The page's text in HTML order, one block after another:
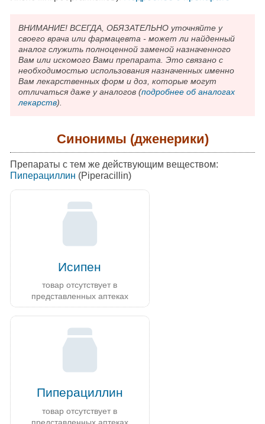
ВНИМАНИЕ! ВСЕГДА, ОБЯЗАТЕЛЬНО уточняйте у
своего врача или фармацевта - может ли найденный
аналог служить полноценной заменой назначенного
Вам или искомого Вами препарата. Это связано с
необходимостью использования назначенных именно
Вам лекарственных форм и доз, которые могут
отличаться даже у аналогов (подробнее об аналогах
лекарств).
Синонимы (дженерики)
Препараты с тем же действующим веществом:
Пиперациллин (Piperacillin)
Исипен
товар отсутствует в
представленных аптеках
Пиперациллин
товар отсутствует в
представленных аптеках